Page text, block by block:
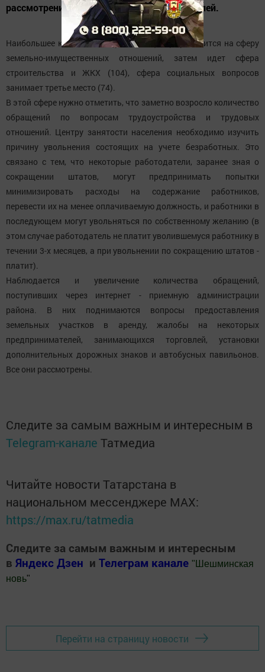
рассмотрения направлены в адрес заявителей.
Наибольшее количество обращений (198) приходится на сферу
земельно-имущественных отношений, затем идет сфера
строительства и ЖКХ (104), сфера социальных вопросов
занимает третье место (74).
В этой сфере нужно отметить, что заметно возросло количество
обращений по вопросам трудоустройства и трудовых
отношений. Центру занятости населения необходимо изучить
причину увольнения состоящих на учете безработных. Это
связано с тем, что некоторые работодатели, заранее зная о
сокращении штатов, могут предпринимать попытки
минимизировать расходы на содержание работников,
перевести их на менее оплачиваемую должность, и работники в
последующем могут увольняться по собственному желанию (в
этом случае работодатель не платит уволившемуся работнику в
течении 3-х месяцев, а при увольнении по сокращению штатов -
платит).
Наблюдается и увеличение количества обращений,
поступивших через интернет - приемную администрации
района. В них поднимаются вопросы предоставления
земельных участков в аренду, жалобы на некоторых
предпринимателей, занимающихся торговлей, установки
дополнительных дорожных знаков и автобусных павильонов.
Все они рассмотрены.
Следите за самым важным и интересным в
Telegram-канале Татмедиа
Читайте новости Татарстана в
национальном мессенджере MАХ:
https://max.ru/tatmedia
Следите за самым важным и интересным
в Яндекс Дзен и Телеграм канале " Шешминская
новь"
Перейти на страницу новости